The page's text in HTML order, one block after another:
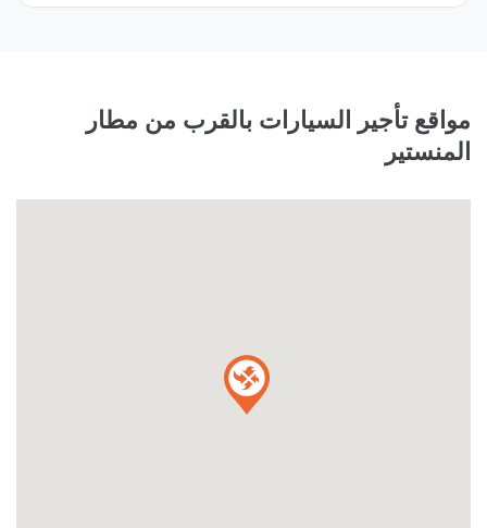
مواقع تأجير السيارات بالقرب من مطار
المنستير